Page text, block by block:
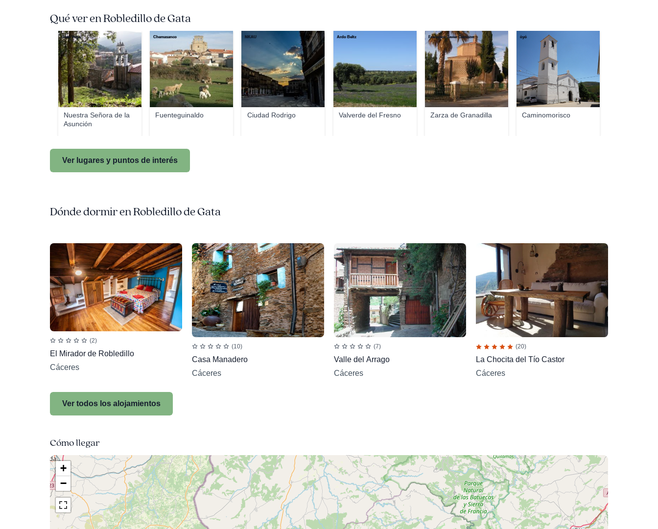
Qué ver en Robledillo de Gata
Nuestra Señora de la
Asunción
Joan Vega
Fuenteguinaldo
Chemasanco
Ciudad Rodrigo
NKAU
Valverde del Fresno
Ardo Beltz
Zarza de Granadilla
Francisco Javier Camison
Caminomorisco
òyó
Ver lugares y puntos de interés
Dónde dormir en Robledillo de Gata
(2)
El Mirador de Robledillo
Cáceres
(10)
Casa Manadero
Cáceres
(7)
Valle del Arrago
Cáceres
(20)
La Chocita del Tío Castor
Cáceres
Ver todos los alojamientos
Cómo llegar
+
−